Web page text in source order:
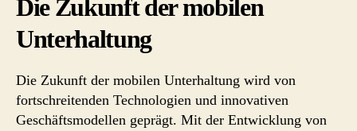
Die Zukunft der mobilen
Unterhaltung
Die Zukunft der mobilen Unterhaltung wird von
fortschreitenden Technologien und innovativen
Geschäftsmodellen geprägt. Mit der Entwicklung von